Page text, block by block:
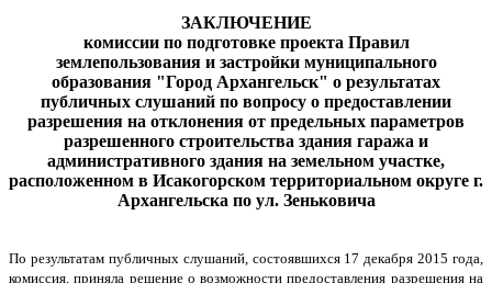
ЗАКЛЮЧЕНИЕ
комиссии по подготовке проекта Правил
землепользования и застройки муниципального
образования "Город Архангельск" о результатах
публичных слушаний по вопросу о предоставлении
разрешения на отклонения от предельных параметров
разрешенного строительства здания гаража и
административного здания на земельном участке,
расположенном в Исакогорском территориальном округе г.
Архангельска по ул. Зеньковича
По результатам публичных слушаний, состоявшихся 17 декабря 2015 года,
комиссия, приняла решение о возможности предоставления разрешения на